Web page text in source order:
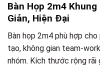
Bàn Họp 2m4
Giản, Hiện Đại
Bàn họp 2m4 phù hợp
tạo, không gian team-
nhóm. Kích thước rộng